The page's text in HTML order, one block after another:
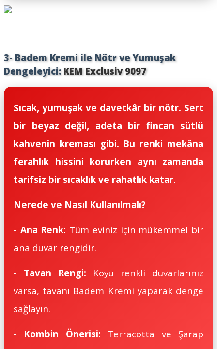
3- Badem Kremi ile Nötr ve Yumuşak
Dengeleyici: KEM Exclusiv 9097
Sıcak, yumuşak ve davetkâr bir nötr. Sert
bir beyaz değil, adeta bir fincan sütlü
kahvenin kreması gibi. Bu renki mekâna
ferahlık hissini korurken aynı zamanda
tarifsiz bir sıcaklık ve rahatlık katar.
Nerede ve Nasıl Kullanılmalı?
- Ana Renk: Tüm eviniz için mükemmel bir
ana duvar rengidir.
- Tavan Rengi: Koyu renkli duvarlarınız
varsa, tavanı Badem Kremi yaparak denge
sağlayın.
- Kombin Önerisi: Terracotta ve Şarap